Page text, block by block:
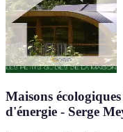
Maisons
d'énergie - Serge